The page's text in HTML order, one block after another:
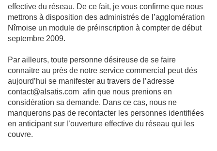
effective du réseau. De ce fait, je vous confirme que nous
mettrons à disposition des administrés de l’agglomération
Nîmoise un module de préinscription à compter de début
septembre 2009.
Par ailleurs, toute personne désireuse de se faire
connaitre au près de notre service commercial peut dés
aujourd’hui se manifester au travers de l’adresse
contact@alsatis.com afin que nous prenions en
considération sa demande. Dans ce cas, nous ne
manquerons pas de recontacter les personnes identifiées
en anticipant sur l’ouverture effective du réseau qui les
couvre.